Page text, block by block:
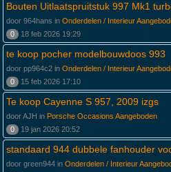
Bouten Uitlaatspruitstuk 997 Mk1
door 964hans in Onderdelen / Interieur
0
18 feb 2026 19:29
te koop pocher modelbouwdoos 993
door pp964c2 in Onderdelen / Interieur
0
15 feb 2026 17:10
Te koop Cayenne S 957, 2009 izgs
door AJH in Porsche Occasions Aangeboden
0
19 jan 2026 20:52
standaard 944 dubbele fanhouder
door green944 in Onderdelen / Interieur